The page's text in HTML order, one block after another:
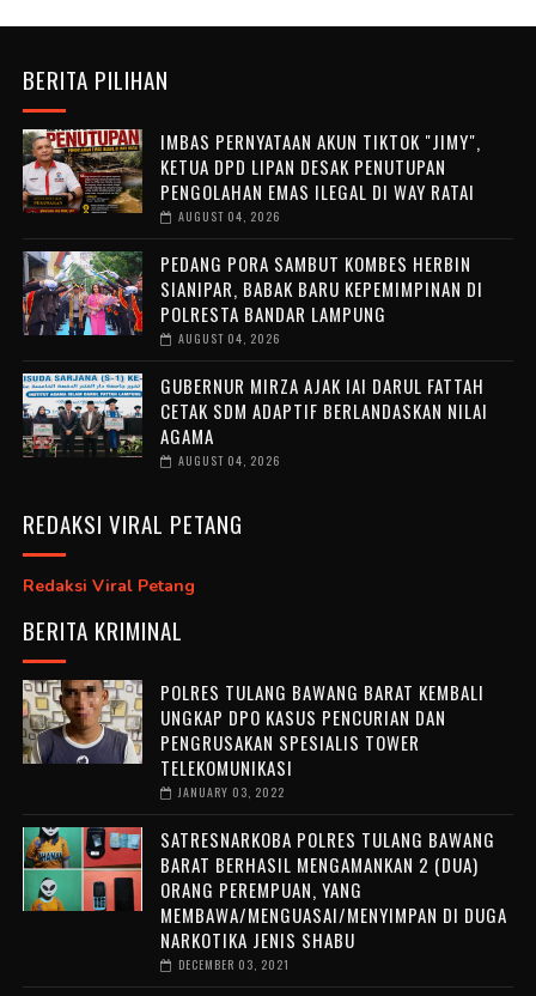
BERITA PILIHAN
IMBAS PERNYATAAN AKUN TIKTOK "JIMY",
KETUA DPD LIPAN DESAK PENUTUPAN
PENGOLAHAN EMAS ILEGAL DI WAY RATAI
AUGUST 04, 2026
PEDANG PORA SAMBUT KOMBES HERBIN
SIANIPAR, BABAK BARU KEPEMIMPINAN DI
POLRESTA BANDAR LAMPUNG
AUGUST 04, 2026
GUBERNUR MIRZA AJAK IAI DARUL FATTAH
CETAK SDM ADAPTIF BERLANDASKAN NILAI
AGAMA
AUGUST 04, 2026
REDAKSI VIRAL PETANG
Redaksi Viral Petang
BERITA KRIMINAL
POLRES TULANG BAWANG BARAT KEMBALI
UNGKAP DPO KASUS PENCURIAN DAN
PENGRUSAKAN SPESIALIS TOWER
TELEKOMUNIKASI
JANUARY 03, 2022
SATRESNARKOBA POLRES TULANG BAWANG
BARAT BERHASIL MENGAMANKAN 2 (DUA)
ORANG PEREMPUAN, YANG
MEMBAWA/MENGUASAI/MENYIMPAN DI DUGA
NARKOTIKA JENIS SHABU
DECEMBER 03, 2021